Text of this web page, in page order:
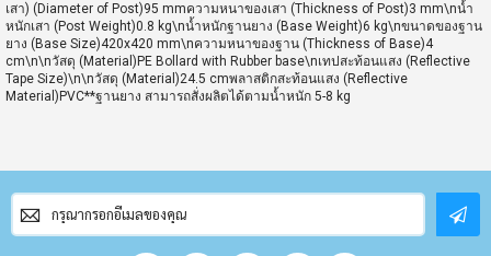
เสา) (Diameter of Post)95 mmความหนาของเสา (Thickness of Post)3 mm\nน้ำ
หนักเสา (Post Weight)0.8 kg\nน้ำหนักฐานยาง (Base Weight)6 kg\nขนาดของฐาน
ยาง (Base Size)420x420 mm\nความหนาของฐาน (Thickness of Base)4
cm\n\nวัสดุ (Material)PE Bollard with Rubber base\nเทปสะท้อนแสง (Reflective
Tape Size)\n\nวัสดุ (Material)24.5 cmพลาสติกสะท้อนแสง (Reflective
Material)PVC**ฐานยาง สามารถสั่งผลิตได้ตามน้ำหนัก 5-8 kg
สมัคร
สมาชิก
จดหมาย